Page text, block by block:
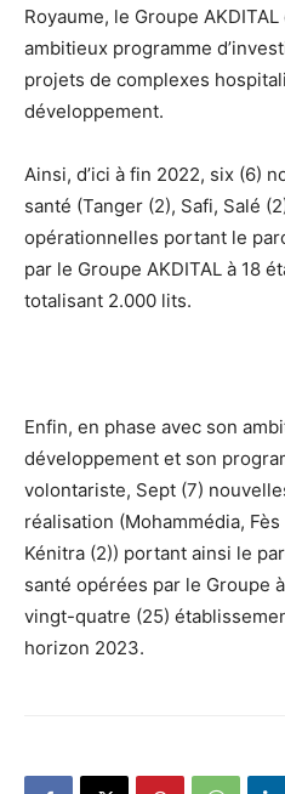
Royaume, le Groupe
ambitieux programme
projets de complexes
développement.
Ainsi, d’ici à fin 2022, six (6)
santé (Tanger (2), Safi, Salé
opérationnelles portant le
par le Groupe AKDITAL à 18
totalisant 2.000 lits.
Enfin, en phase avec son
développement et son
volontariste, Sept (7)
réalisation (Mohammédia,
Kénitra (2)) portant ainsi le
santé opérées par le Groupe
vingt-quatre (25)
horizon 2023.